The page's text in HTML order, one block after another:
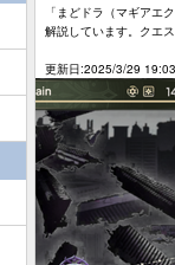
「まどドラ（マギアエ
解説しています。クエ
更新日:2025/3/29 19:03